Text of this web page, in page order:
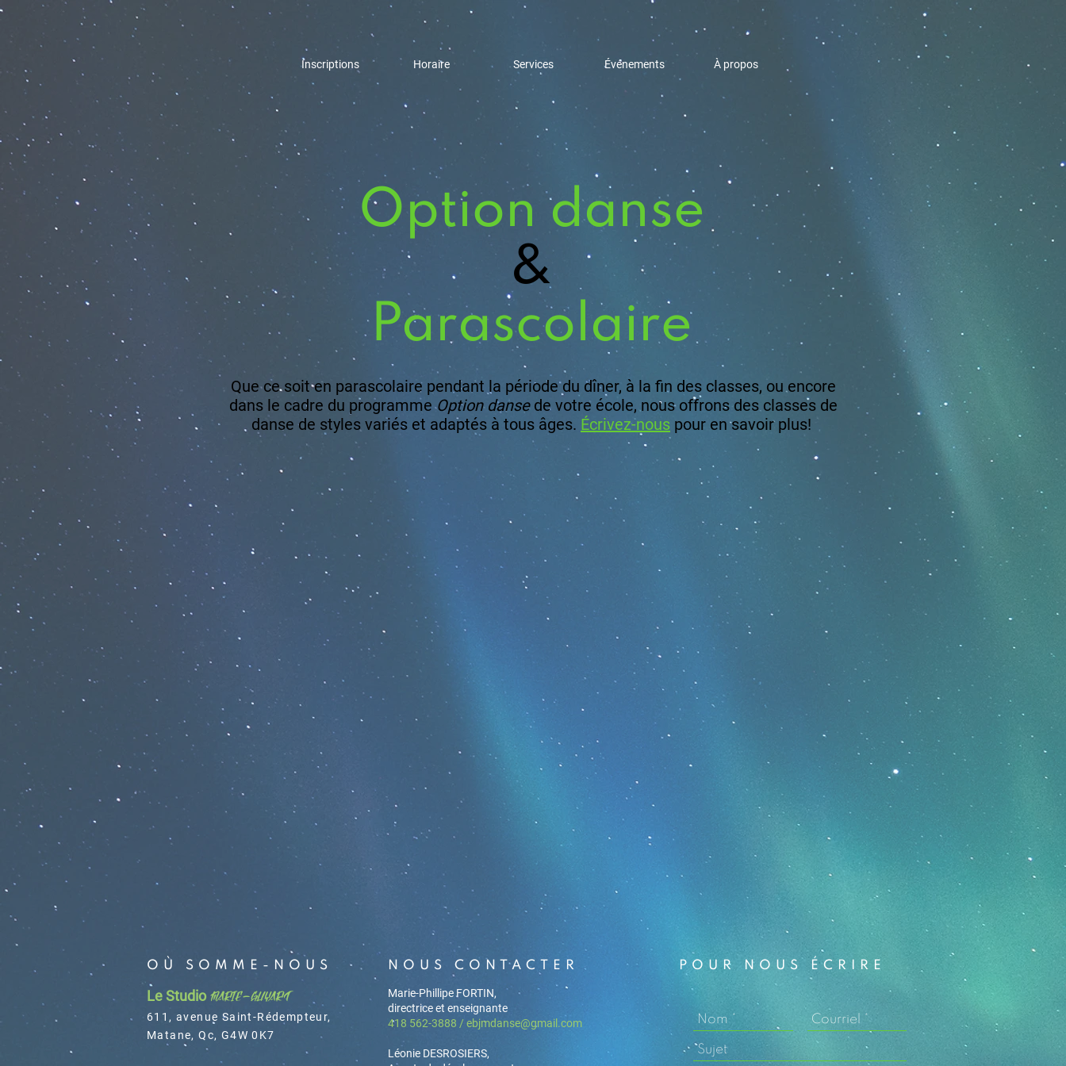
Inscriptions Horaire Services Événements À propos
Option danse
&
Parascolaire
Que ce soit en parascolaire pendant la période du dîner, à la fin des classes, ou encore
dans le cadre du programmeOption dansede votre école, nous offrons des classes de
danse de styles variés et adaptés à tous âges. Écrivez-nous pour en savoir plus!
OÙ SOMME-NOUS
Le Studio Marie-Guyart
611, avenue Saint-Rédempteur,
Matane, Qc, G4W 0K7
NOUS CONTACTER
Marie-Phillipe FORTIN,
directrice et enseignante
418 562-3888 / ebjmdanse@gmail.com
Léonie DESROSIERS,
POUR NOUS ÉCRIRE